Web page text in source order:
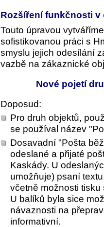
Rozšíření funkčnosti
Touto úpravou
sofistikovanou práci s
smyslu jejich odesílání
vazbě na zákaznické
Nové pojetí
Doposud:
Pro druh objektů,
se používal název
Dosavadní "Pošta
odeslané a přijaté
Kaskády. U
umožňuje) psaní
včetně možnosti tisku
U balíků byla sice
návaznosti na
informativní.